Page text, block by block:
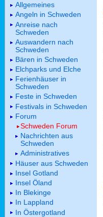
Allgemeines
Angeln in Schweden
Anreise nach
Schweden
Auswandern nach
Schweden
Bären in Schweden
Elchparks und Elche
Ferienhäuser in
Schweden
Feste in Schweden
Festivals in Schweden
Forum
Schweden Forum
Nachrichten aus
Schweden
Administratives
Häuser aus Schweden
Insel Gotland
Insel Öland
In Blekinge
In Lappland
In Östergotland